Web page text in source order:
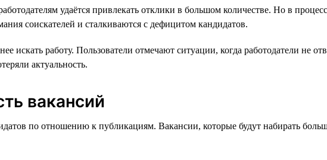
удаётся привлекать отклики в большом количестве. Но в
соискателей и сталкиваются с дефицитом кандидатов.
искать работу. Пользователи отмечают ситуации, когда работодатели не
актуальность.
вакансий
по отношению к публикациям. Вакансии, которые будут набирать